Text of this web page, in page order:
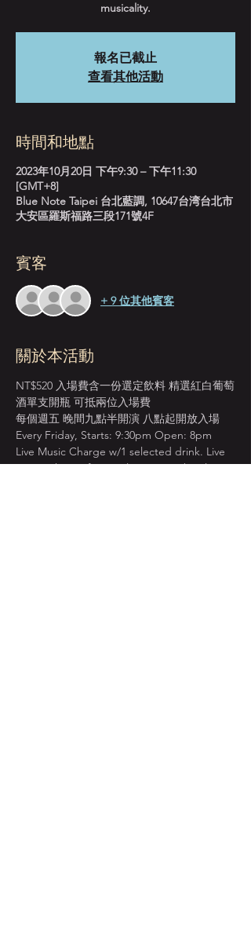
musicality.
報名已截止
查看其他活動
時間和地點
2023年10月20日 下午9:30 – 下午11:30
[GMT+8]
Blue Note Taipei 台北藍調, 10647台湾台北市
大安區羅斯福路三段171號4F
賓客
+ 9 位其他賓客
關於本活動
NT$520 入場費含一份選定飲料 精選紅白葡萄
酒單支開瓶 可抵兩位入場費
每個週五 晚間九點半開演 八點起開放入場
Every Friday, Starts: 9:30pm Open: 8pm
Live Music Charge w/1 selected drink. Live
Music Charge for 2 ppl cover one bottle